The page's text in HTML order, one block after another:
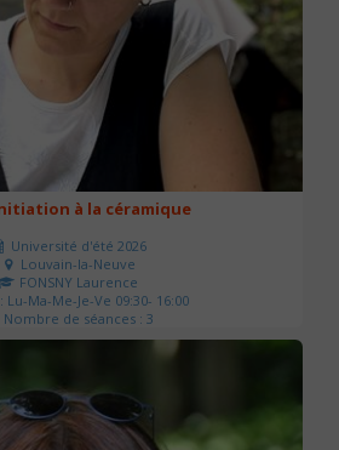
à la céramique
Université d'été 2026
Louvain-la-Neuve
FONSNY Laurence
Lu-Ma-Me-Je-Ve 09:30- 16:00
Nombre de séances : 3
190 €